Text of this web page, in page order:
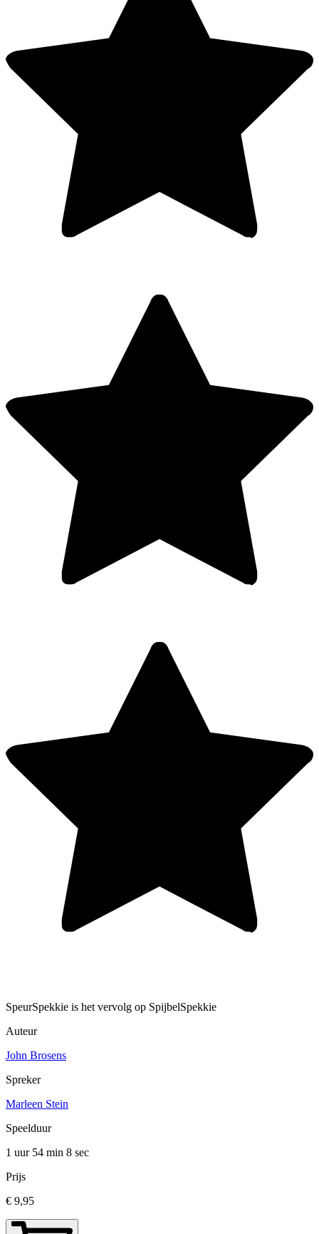
SpeurSpekkie is het vervolg op SpijbelSpekkie
Auteur
John Brosens
Spreker
Marleen Stein
Speelduur
1 uur 54 min 8 sec
Prijs
€ 9,95